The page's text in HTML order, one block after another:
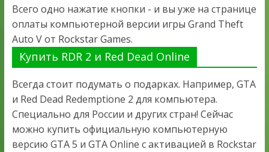
Всего одно нажатие кнопки - и вы уже на странице
оплаты компьютерной версии игры Grand Theft
Auto V от Rockstar Games.
Купить RDR 2 и Red Dead Online
Всегда стоит подумать о подарках. Например, GTA
и Red Dead Redemptione 2 для компьютера.
Специально для России и других стран! Сейчас
можно купить официальную компьютерную
версию GTA 5 и GTA Online с активацией в Rockstar